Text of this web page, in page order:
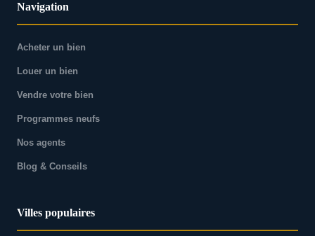
Navigation
Acheter un bien
Louer un bien
Vendre votre bien
Programmes neufs
Nos agents
Blog & Conseils
Villes populaires